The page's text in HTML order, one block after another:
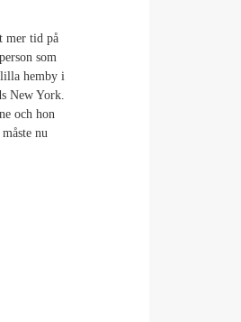
mer tid på
som
hemby i
New York.
och hon
nu